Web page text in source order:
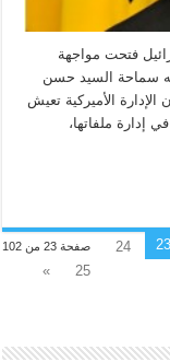
فتحت مواجهة
سماحة السيد حسن
الأميركية تعيش
إدارة ملفاتها،
صفحة 23 من 102 23
24
25
»